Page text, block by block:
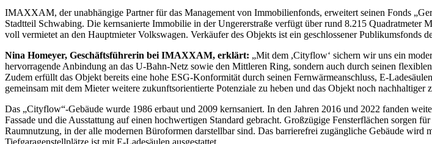
IMAXXAM, der unabhängige Partner für das Management von Immobilienfonds, erweitert seinen Fonds
Stadtteil Schwabing. Die kernsanierte Immobilie in der Ungererstraße verfügt über rund 8.215 Quadratmeter
voll vermietet an den Hauptmieter Volkswagen. Verkäufer des Objekts ist ein geschlossener Publikumsfonds
Nina Homeyer, Geschäftsführerin bei IMAXXAM, erklärt: „Mit dem ,Cityflow‘ sichern wir uns ein
hervorragende Anbindung an das U-Bahn-Netz sowie den Mittleren Ring, sondern auch durch seinen
Zudem erfüllt das Objekt bereits eine hohe ESG-Konformität durch seinen Fernwärmeanschluss, E-
gemeinsam mit dem Mieter weitere zukunftsorientierte Potenziale zu heben und das Objekt noch
Das „Cityflow“-Gebäude wurde 1986 erbaut und 2009 kernsaniert. In den Jahren 2016 und 2022 fanden
Fassade und die Ausstattung auf einen hochwertigen Standard gebracht. Großzügige Fensterflächen sorgen
Raumnutzung, in der alle modernen Büroformen darstellbar sind. Das barrierefrei zugängliche Gebäude